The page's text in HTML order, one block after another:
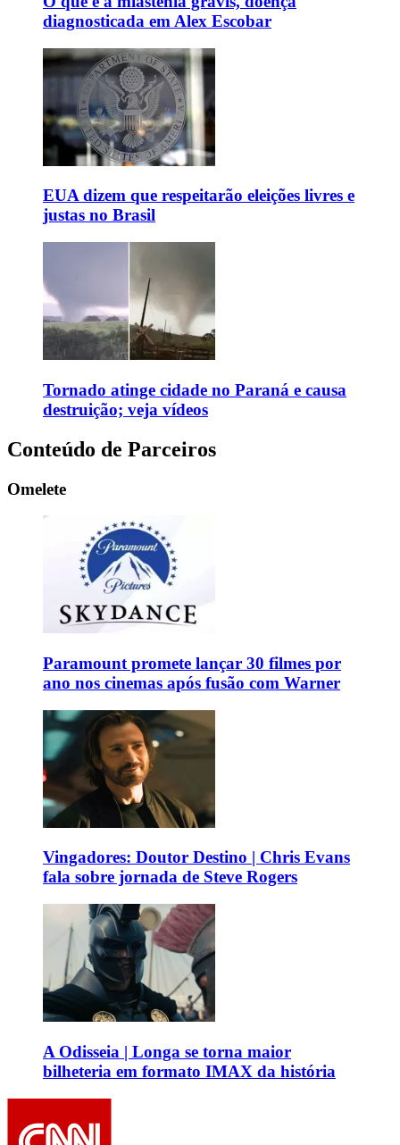
diagnosticada em Alex Escobar
EUA dizem que respeitarão eleições livres e
justas no Brasil
Tornado atinge cidade no Paraná e causa
destruição; veja vídeos
Conteúdo de Parceiros
Omelete
Paramount promete lançar 30 filmes por
ano nos cinemas após fusão com Warner
Vingadores: Doutor Destino | Chris Evans
fala sobre jornada de Steve Rogers
A Odisseia | Longa se torna maior
bilheteria em formato IMAX da história